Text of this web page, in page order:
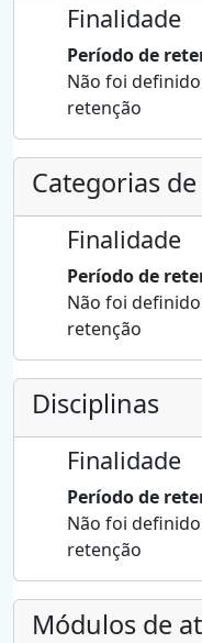
Finalidade
Período de
Não foi
retenção
Categorias
Finalidade
Período de
Não foi
retenção
Disciplinas
Finalidade
Período de
Não foi
retenção
Módulos de